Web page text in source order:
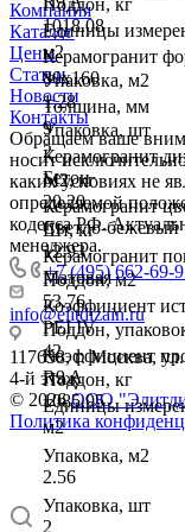
Поддон, кг
1018.08
Единицы
м2
Упаковка, м2
1.28
Упаковка, шт
2
М2, кг
20.20
Шт, кг
12.93
Поддон, м2
53.76
Поддон,
42
Поддон, кг
1085.95
Керамогранит
80х160
Толщина, мм
9
Керамогранит
Бетон
Керамогранит
Светло-бежевый
Керамогранит
Матовая
Коэффициент
PEI IV
Коэффициент
R9 A
Единицы
м2
Упаковка, м2
2.56
Упаковка, шт
2
Компания
Каталог
Цены
Статьи
Новости
Контакты
Обращаем ваше
носит
каких условиях не
определяемой
кодекса РФ.
менеджера.
+7 (495) 662-69-
info@elitdizain.ru
117638, г. Москва,
4-й этаж
© 2026ООО
Политика